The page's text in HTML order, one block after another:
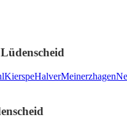
KierspeHalverMeinerzhagen